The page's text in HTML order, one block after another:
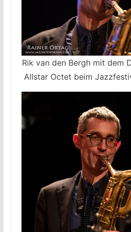
Rik van den Bergh mit dem
Allstar Octet beim